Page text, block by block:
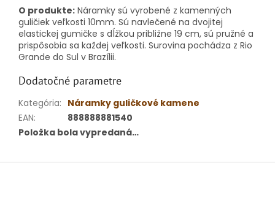
O produkte: Náramky sú vyrobené z kamenných
guličiek veľkosti 10mm. Sú navlečené na dvojitej
elastickej gumičke s dĺžkou približne 19 cm, sú pružné a
prispôsobia sa každej veľkosti. Surovina pochádza z Rio
Grande do Sul v Brazílii.
Dodatočné parametre
Kategória: Náramky guličkové kamene
EAN:
888888881540
Položka bola vypredaná…